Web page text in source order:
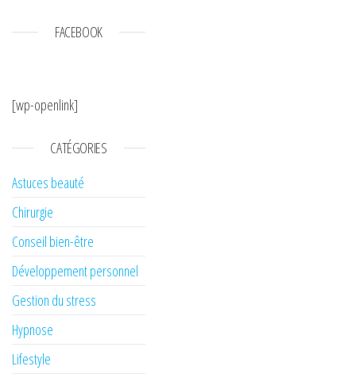
FACEBOOK
[wp-openlink]
CATÉGORIES
Astuces beauté
Chirurgie
Conseil bien-être
Développement personnel
Gestion du stress
Hypnose
Lifestyle